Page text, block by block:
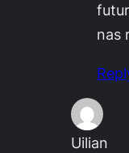
nas
Uilian